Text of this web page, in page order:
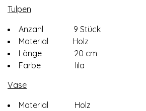
Tulpen
Anzahl 9 Stück
Material Holz
Länge 20 cm
Farbe lila
Vase
Material Holz